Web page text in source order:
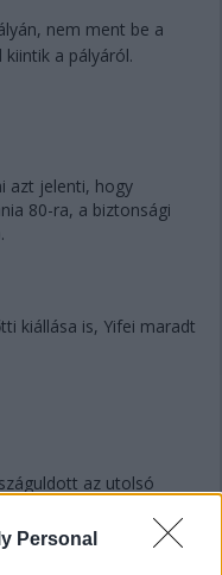
Personal
nem ment be a
a pályáról.
azt jelenti, hogy
80-ra, a biztonsági
kiállása is, Yifei maradt
az utolsó
kritikus pillanatban a